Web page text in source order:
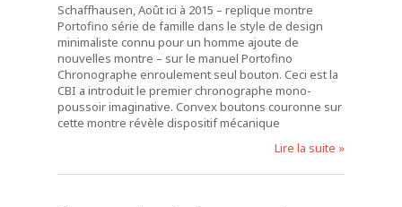
Schaffhausen, Août ici à 2015 – replique montre
Portofino série de famille dans le style de design
minimaliste connu pour un homme ajoute de
nouvelles montre – sur le manuel Portofino
Chronographe enroulement seul bouton. Ceci est la
CBI a introduit le premier chronographe mono-
poussoir imaginative. Convex boutons couronne sur
cette montre révèle dispositif mécanique
Lire la suite »